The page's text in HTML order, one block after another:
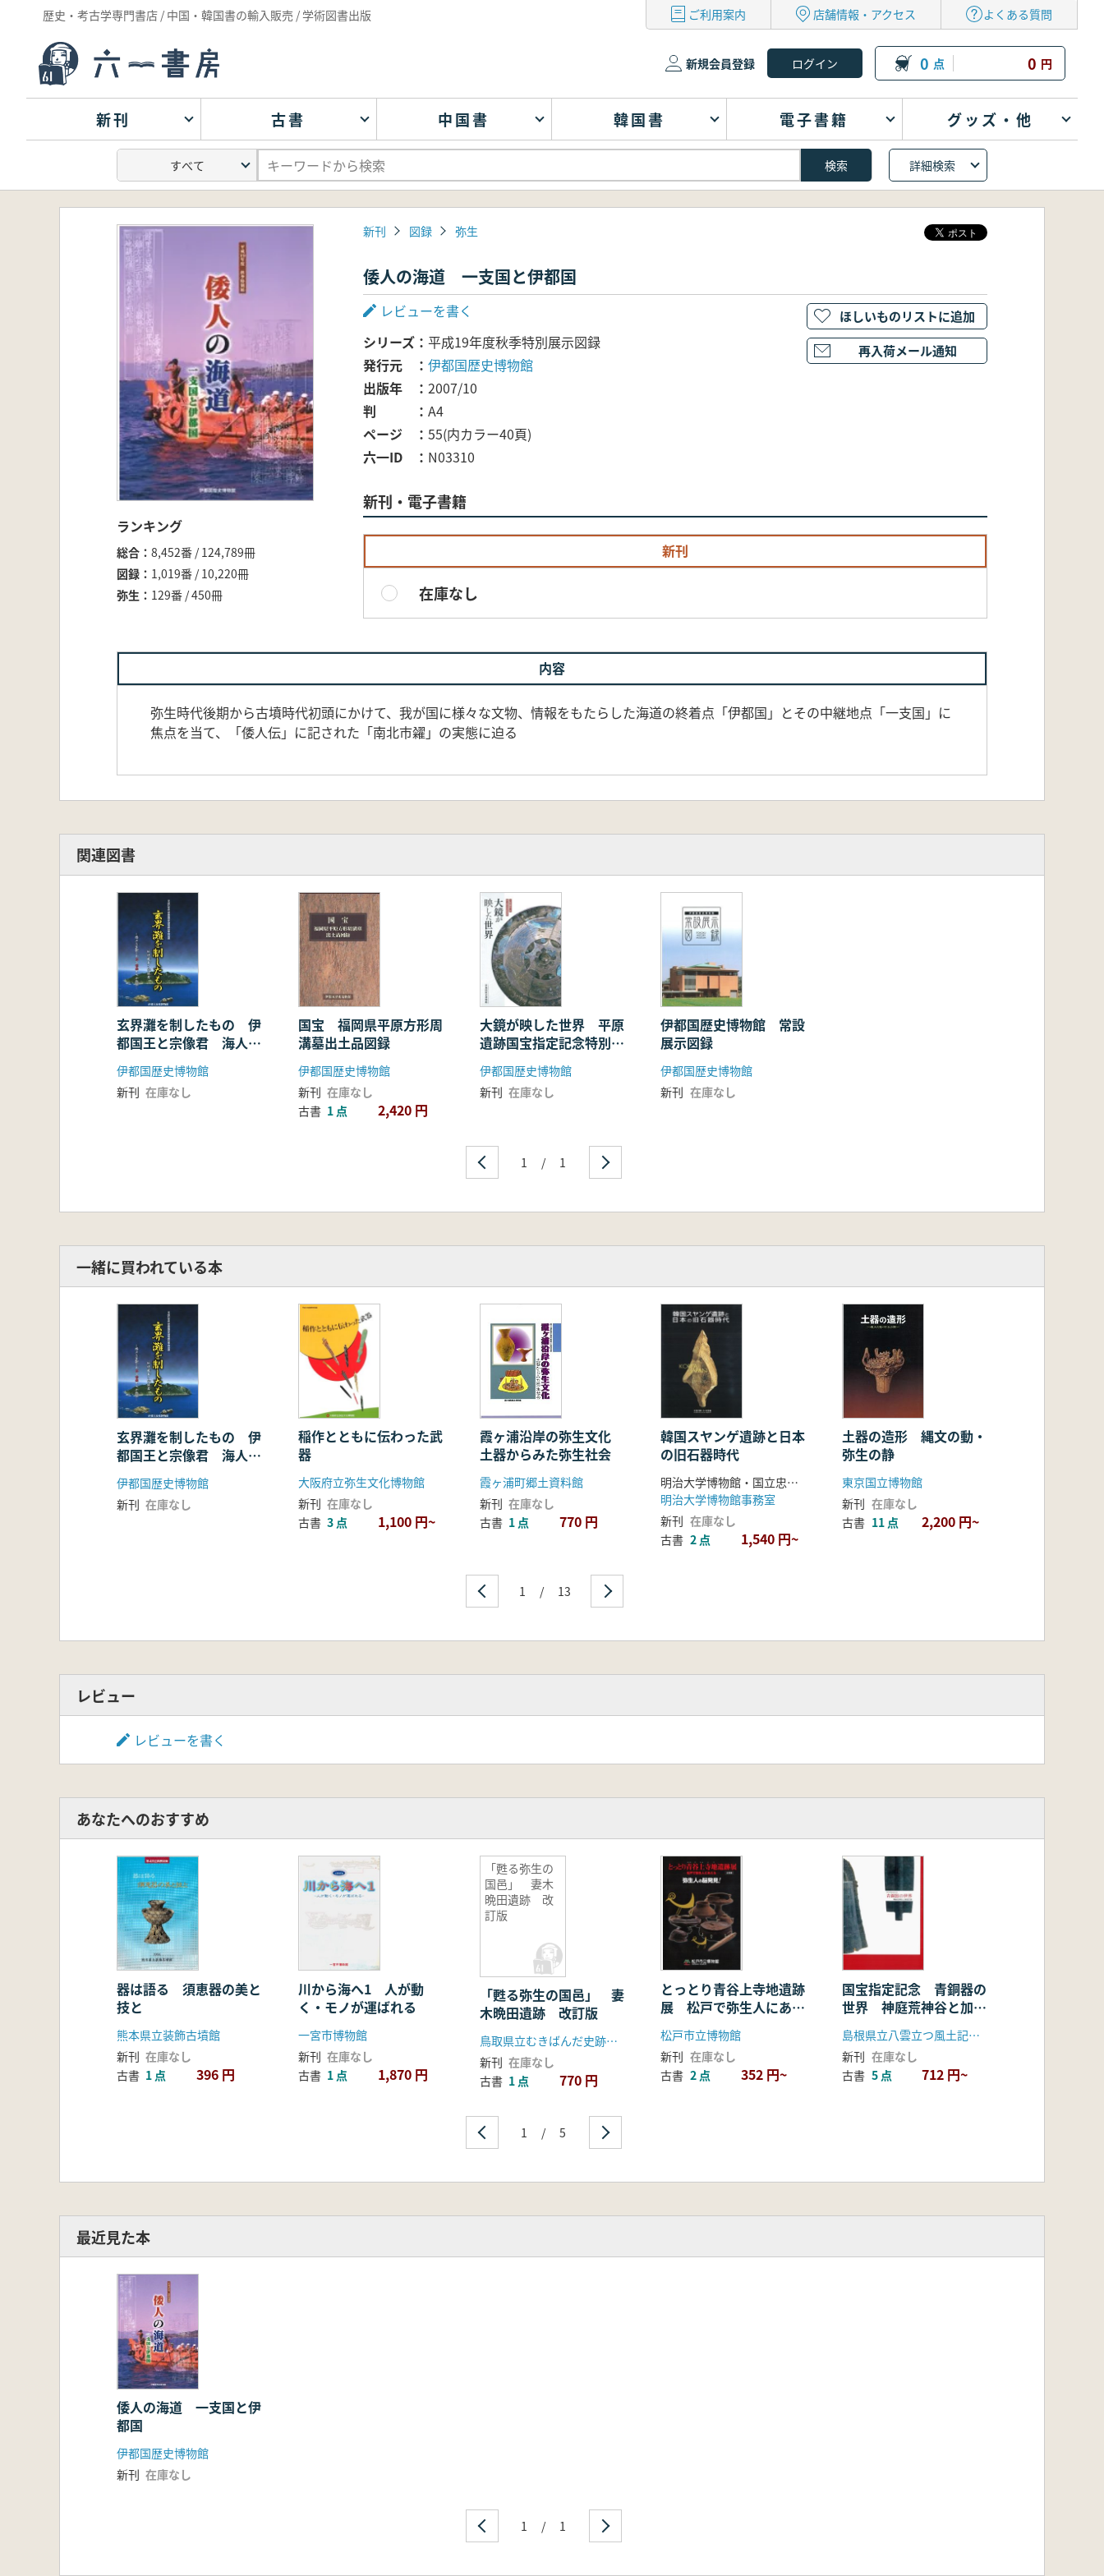
歴史・考古学専門書店 / 中国・韓国書の輸入販売 / 学術図書出版 ご利用案内 店舗情報・アクセス よくある質問
新規会員登録 0 点 0 円
新刊 古書 中国書 韓国書 電子書籍 グッズ・他
詳細検索
ランキング
総合
8,452番 / 124,789冊
図録
1,019番 / 10,220冊
弥生
129番 / 450冊
新刊 図録 弥生
倭人の海道 一支国と伊都国
レビューを書く
シリーズ
平成19年度秋季特別展示図録
発行元
伊都国歴史博物館
出版年
2007/10
判
A4
ページ
55(内カラー40頁)
六一ID
N03310
新刊・電子書籍
新刊
在庫なし
ほしいものリストに追加
再入荷メール通知
内容
弥生時代後期から古墳時代初頭にかけて、我が国に様々な文物、情報をもたらした海道の終着点「伊都国」とその中継地点「一支国」に
焦点を当て、「倭人伝」に記された「南北市糴」の実態に迫る
関連図書
玄界灘を制したもの 伊
都国王と宗像君 海人を
支配した王と豪族たちの
軌跡
伊都国歴史博物館
新刊 在庫なし
国宝 福岡県平原方形周
溝墓出土品図録
伊都国歴史博物館
新刊 在庫なし
古書 1 点 2,420 円
大鏡が映した世界 平原
遺跡国宝指定記念特別展
示図録
伊都国歴史博物館
新刊 在庫なし
伊都国歴史博物館 常設
展示図録
伊都国歴史博物館
新刊 在庫なし
1 / 1
一緒に買われている本
玄界灘を制したもの 伊
都国王と宗像君 海人を
軌跡
伊都国歴史博物館
新刊 在庫なし
稲作とともに伝わった武
器
大阪府立弥生文化博物館
新刊 在庫なし
古書 3 点 1,100 円~
霞ヶ浦沿岸の弥生文化
土器からみた弥生社会
霞ヶ浦町郷土資料館
新刊 在庫なし
古書 1 点 770 円
韓国スヤンゲ遺跡と日本
の旧石器時代
明治大学博物館・国立忠北大学校博物館
明治大学博物館事務室
新刊 在庫なし
古書 2 点 1,540 円~
土器の造形 縄文の動・
弥生の静
東京国立博物館
新刊 在庫なし
古書 11 点 2,200 円~
1 / 13
レビュー
レビューを書く
あなたへのおすすめ
器は語る 須恵器の美と
技と
熊本県立装飾古墳館
新刊 在庫なし
古書 1 点 396 円
川から海へ1 人が動
く・モノが運ばれる
一宮市博物館
新刊 在庫なし
古書 1 点 1,870 円
「甦る弥生の
国邑」 妻木
晩田遺跡 改
訂版
「甦る弥生の国邑」 妻
木晩田遺跡 改訂版
鳥取県立むきばんだ史跡公園
新刊 在庫なし
古書 1 点 770 円
とっとり青谷上寺地遺跡
展 松戸で弥生人にあえ
松戸市立博物館
新刊 在庫なし
古書 2 点 352 円~
国宝指定記念 青銅器の
世界 神庭荒神谷と加茂
島根県立八雲立つ風土記の丘
新刊 在庫なし
古書 5 点 712 円~
1 / 5
最近見た本
倭人の海道 一支国と伊
都国
伊都国歴史博物館
新刊 在庫なし
1 / 1